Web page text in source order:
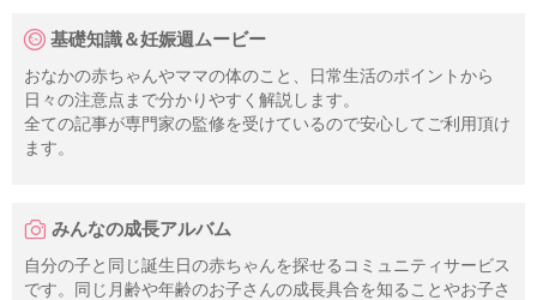
基礎知識＆妊娠週ムービー
おなかの赤ちゃんやママの体のこと、日常生活のポイントから
日々の注意点まで分かりやすく解説します。
全ての記事が専門家の監修を受けているので安心してご利用頂け
ます。
みんなの成長アルバム
自分の子と同じ誕生日の赤ちゃんを探せるコミュニティサービス
です。同じ月齢や年齢のお子さんの成長具合を知ることやお子さ